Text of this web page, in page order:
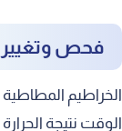
فحص وتغيير
الخراطيم
الوقت نتيجة